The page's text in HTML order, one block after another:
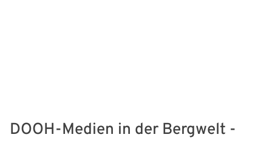
DOOH-Medien in der Bergwelt -